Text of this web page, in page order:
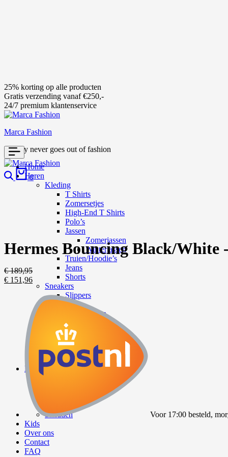
25% korting op alle producten
Gratis verzending vanaf €250,-
24/7 premium klantenservice
Marca Fashion
Luxury never goes out of fashion
Home
Heren
Kleding
T Shirts
Zomersetjes
High-End T Shirts
Polo’s
Jassen
Zomerjassen
Winterjassen
Truien/Hoodie’s
Jeans
Shorts
Sneakers
Slippers
Accessoires
Heren tassen
Zonnebrillen
Petten
Riemen
Sieraden
Horloges
Dames
Accessoires
Sieraden
Kids
Over ons
Contact
FAQ
Search
0
Cart
Hermes Bouncing Black/White
€189,95
€ 151,96
Voor 17:00 besteld,